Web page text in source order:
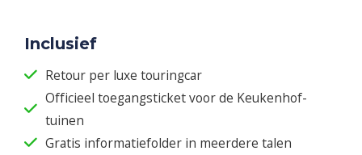
Inclusief
Retour per luxe touringcar
Officieel toegangsticket voor de Keukenhof-
tuinen
Gratis informatiefolder in meerdere talen